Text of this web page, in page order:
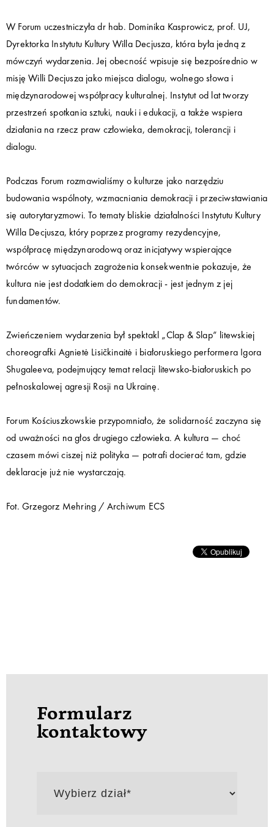
W Forum uczestniczyła dr hab. Dominika Kasprowicz, prof. UJ,
Dyrektorka Instytutu Kultury Willa Decjusza, która była jedną z
mówczyń wydarzenia. Jej obecność wpisuje się bezpośrednio w
misję Willi Decjusza jako miejsca dialogu, wolnego słowa i
międzynarodowej współpracy kulturalnej. Instytut od lat tworzy
przestrzeń spotkania sztuki, nauki i edukacji, a także wspiera
działania na rzecz praw człowieka, demokracji, tolerancji i
dialogu.
Podczas Forum rozmawialiśmy o kulturze jako narzędziu
budowania wspólnoty, wzmacniania demokracji i przeciwstawiania
się autorytaryzmowi. To tematy bliskie działalności Instytutu Kultury
Willa Decjusza, który poprzez programy rezydencyjne,
współpracę międzynarodową oraz inicjatywy wspierające
twórców w sytuacjach zagrożenia konsekwentnie pokazuje, że
kultura nie jest dodatkiem do demokracji - jest jednym z jej
fundamentów.
Zwieńczeniem wydarzenia był spektakl „Clap & Slap” litewskiej
choreografki Agnietė Lisičkinaitė i białoruskiego performera Igora
Shugaleeva, podejmujący temat relacji litewsko-białoruskich po
pełnoskalowej agresji Rosji na Ukrainę.
Forum Kościuszkowskie przypomniało, że solidarność zaczyna się
od uważności na głos drugiego człowieka. A kultura — choć
czasem mówi ciszej niż polityka — potrafi docierać tam, gdzie
deklaracje już nie wystarczają.
Fot. Grzegorz Mehring / Archiwum ECS
Formularz
kontaktowy